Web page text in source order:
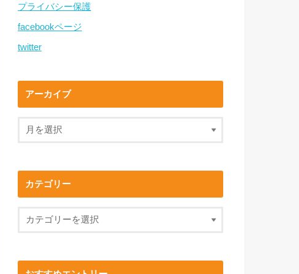
プライバシー保護
facebookページ
twitter
アーカイブ
カテゴリー